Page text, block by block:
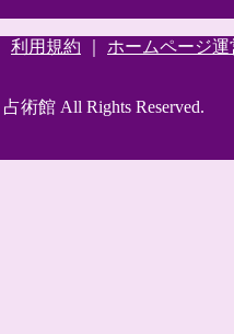
利用規約 ホームページ
術館 All Rights Reserved.